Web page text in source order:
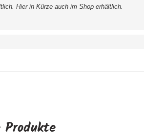
Hier in Kürze auch im Shop erhältlich.
Produkte